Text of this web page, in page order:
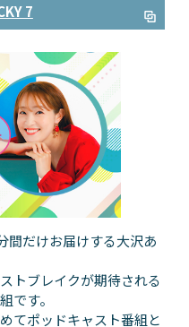
7
間だけお届けする大沢あ
トブレイクが期待される
です。
てポッドキャスト番組と